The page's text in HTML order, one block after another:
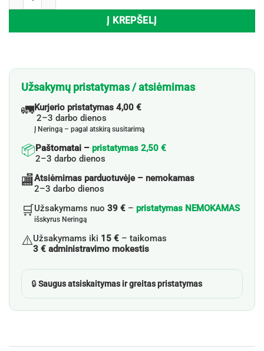
Į KREPŠELĮ
Užsakymų pristatymas / atsiėmimas
🚛Kurjerio pristatymas 4,00 €
2–3 darbo dienos
Į Neringą – pagal atskirą susitarimą
📦Paštomatai – pristatymas 2,50 €
2–3 darbo dienos
🏬Atsiėmimas parduotuvėje – nemokamas
2–3 darbo dienos
🛒Užsakymams nuo 39 € – pristatymas NEMOKAMAS
išskyrus Neringą
⚠️Užsakymams iki 15 € – taikomas
3 € administravimo mokestis
🔒Saugus atsiskaitymas ir greitas pristatymas